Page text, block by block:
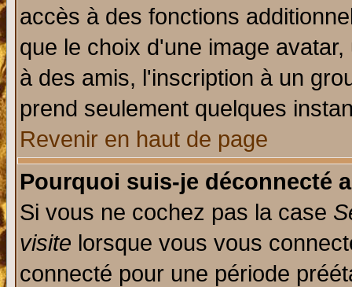
accès à des fonctions
que le choix d'une image
à des amis, l'inscription à un
prend seulement quelques
Revenir en haut de page
Pourquoi suis-je déconnecté
Si vous ne cochez pas la case
visite lorsque vous vous
connecté pour une période